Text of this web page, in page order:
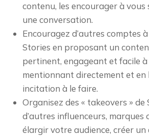
contenu, les encourager à
une conversation.
Encouragez d’autres comptes
Stories en proposant un
pertinent, engageant et facile
mentionnant directement et
incitation à le faire.
Organisez des « takeovers » de
d’autres influenceurs,
élargir votre audience, créer